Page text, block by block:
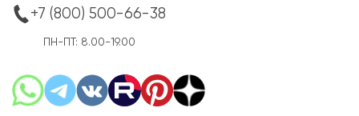
+7 (800) 500-66-38
ПН-ПТ: 8.00-19.00